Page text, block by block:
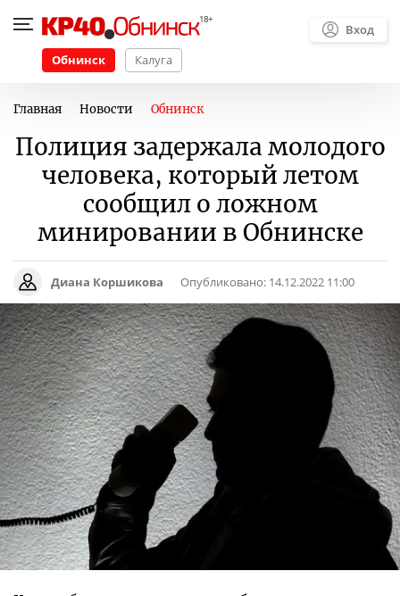
Обнинск Калуга
Вход
Главная Новости Обнинск
Полиция задержала молодого
человека, который летом
сообщил о ложном
минировании в Обнинске
Диана Коршикова Опубликовано: 14.12.2022 11:00